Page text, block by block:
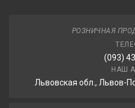
РОЗНИЧНАЯ
(093)
НАШ
Львовская обл., Львов-